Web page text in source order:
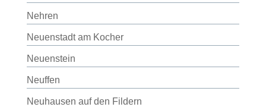
Nehren
Neuenstadt am Kocher
Neuenstein
Neuffen
Neuhausen auf den Fildern